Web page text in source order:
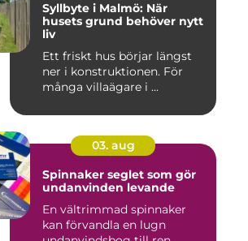
Syllbyte i Malmö: När
husets grund behöver nytt
liv
Ett friskt hus börjar längst
ner i konstruktionen. För
många villaägare i ...
03. aug
Spinnaker seglet som gör
undanvinden levande
En vältrimmad spinnaker
kan förvandla en lugn